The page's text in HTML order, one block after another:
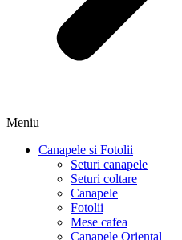
Meniu
Canapele si Fotolii
Seturi canapele
Seturi coltare
Canapele
Fotolii
Mese cafea
Canapele Oriental